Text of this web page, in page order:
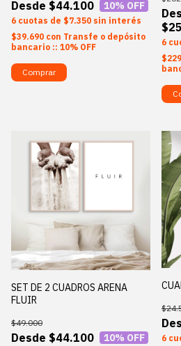
$44.100 10% OFF
6 $7.350 sin interés
$39.690 con Transfe o depósito
bancario :: 10% OFF
Comprar
6
SET DE 2 CUADROS ARENA
FLUIR
$44.100
$49.000
10% OFF 6